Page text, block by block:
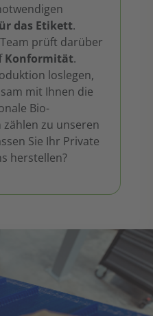
das Etikett.
prüft darüber
Konformität.
loslegen,
mit Ihnen die
Bio-
zu unseren
Sie Ihr Private
herstellen?